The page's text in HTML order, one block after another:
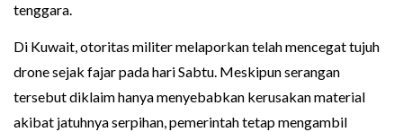
tenggara.
Di Kuwait, otoritas militer melaporkan telah mencegat tujuh
drone sejak fajar pada hari Sabtu. Meskipun serangan
tersebut diklaim hanya menyebabkan kerusakan material
akibat jatuhnya serpihan, pemerintah tetap mengambil